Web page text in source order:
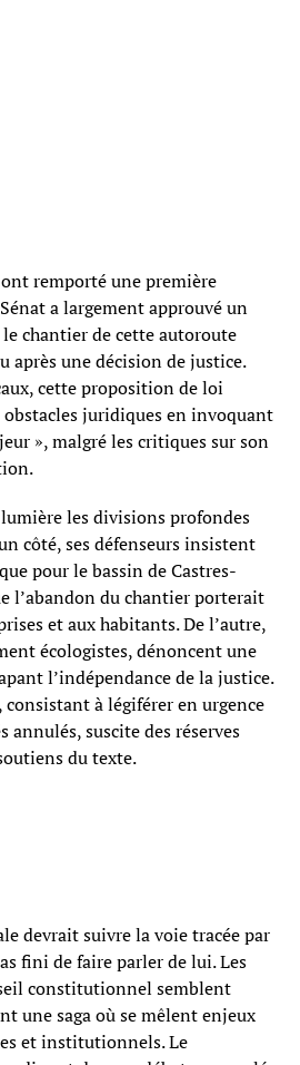
remporté une première
a largement approuvé un
chantier de cette autoroute
après une décision de justice.
cette proposition de loi
juridiques en invoquant
», malgré les critiques sur son
les divisions profondes
côté, ses défenseurs insistent
pour le bassin de Castres-
l’abandon du chantier porterait
et aux habitants. De l’autre,
écologistes, dénoncent une
l’indépendance de la justice.
à légiférer en urgence
annulés, suscite des réserves
du texte.
devrait suivre la voie tracée par
fini de faire parler de lui. Les
constitutionnel semblent
une saga où se mêlent enjeux
et institutionnels. Le